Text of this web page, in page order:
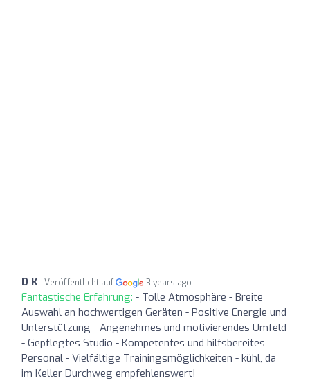
D K Veröffentlicht auf 3 years ago
Fantastische Erfahrung: - Tolle Atmosphäre - Breite
Auswahl an hochwertigen Geräten - Positive Energie und
Unterstützung - Angenehmes und motivierendes Umfeld
- Gepflegtes Studio - Kompetentes und hilfsbereites
Personal - Vielfältige Trainingsmöglichkeiten - kühl, da
im Keller Durchweg empfehlenswert!